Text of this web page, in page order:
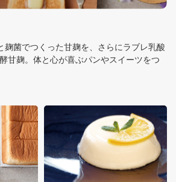
麹菌でつくった甘麹を、さらにラブレ乳酸
甘麹。体と心が喜ぶパンやスイーツをつ